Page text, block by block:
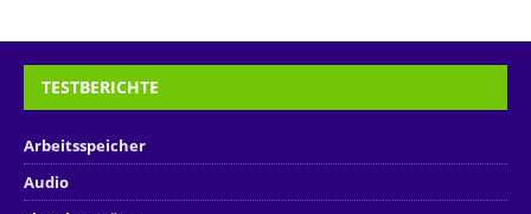
TESTBERICHTE
Arbeitsspeicher
Audio